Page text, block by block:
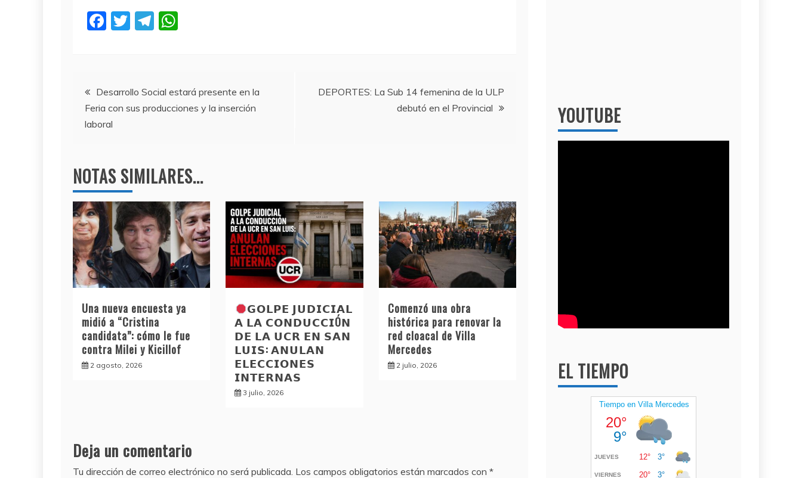
F
b
o
o
T
T
a
m
A
p
Navegación
de
Desarrollo Social estará presente en la
Feria con sus producciones y la inserción
laboral
DEPORTES: La Sub 14 femenina de la ULP
debutó en el Provincial
NOTAS SIMILARES...
Una nueva encuesta ya
midió a “Cristina
candidata”: cómo le fue
contra Milei y Kicillof
2 agosto, 2026
𝗚𝗢𝗟𝗣𝗘 𝗝𝗨𝗗𝗜𝗖𝗜𝗔𝗟
𝗔 𝗟𝗔 𝗖𝗢𝗡𝗗𝗨𝗖𝗖𝗜Ó𝗡
𝗗𝗘 𝗟𝗔 𝗨𝗖𝗥 𝗘𝗡 𝗦𝗔𝗡
𝗟𝗨𝗜𝗦: 𝗔𝗡𝗨𝗟𝗔𝗡
𝗘𝗟𝗘𝗖𝗖𝗜𝗢𝗡𝗘𝗦
𝗜𝗡𝗧𝗘𝗥𝗡𝗔𝗦
3 julio, 2026
Comenzó una obra
histórica para renovar la
red cloacal de Villa
Mercedes
2 julio, 2026
Deja un comentario
Tu dirección de correo electrónico no será publicada. Los campos obligatorios están marcados con *
YOUTUBE
EL TIEMPO